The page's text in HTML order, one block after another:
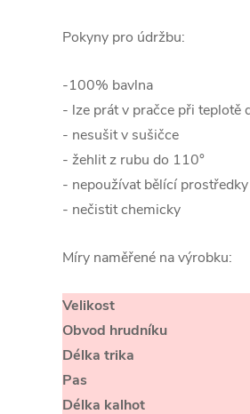
Pokyny pro údržbu:
-100% bavlna
- lze prát v pračce při teplotě
- nesušit v sušičce
- žehlit z rubu do 110°
- nepoužívat bělící prostředky
- nečistit chemicky
Míry naměřené na výrobku:
Velikost
Obvod hrudníku
Délka trika
Pas
Délka kalhot